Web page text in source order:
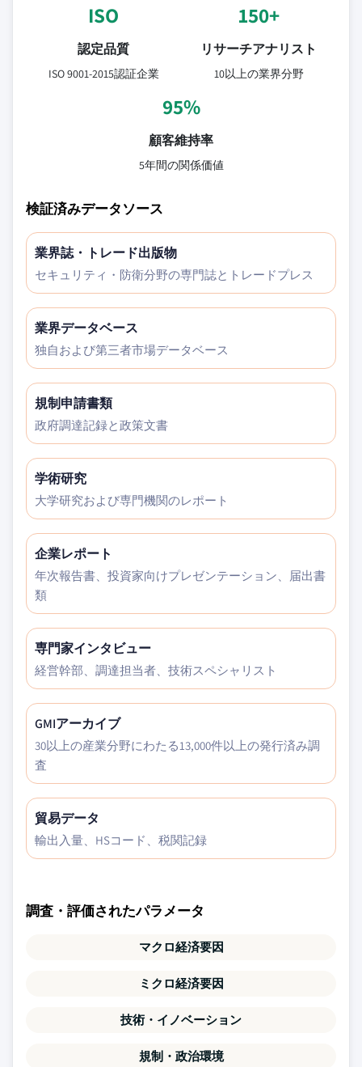
ISO
認定品質
ISO 9001-2015認証企業
150+
リサーチアナリスト
10以上の業界分野
95%
顧客維持率
5年間の関係価値
検証済みデータソース
業界誌・トレード出版物
セキュリティ・防衛分野の専門誌とトレードプレス
業界データベース
独自および第三者市場データベース
規制申請書類
政府調達記録と政策文書
学術研究
大学研究および専門機関のレポート
企業レポート
年次報告書、投資家向けプレゼンテーション、届出書
類
専門家インタビュー
経営幹部、調達担当者、技術スペシャリスト
GMIアーカイブ
30以上の産業分野にわたる13,000件以上の発行済み調
査
貿易データ
輸出入量、HSコード、税関記録
調査・評価されたパラメータ
マクロ経済要因
ミクロ経済要因
技術・イノベーション
規制・政治環境